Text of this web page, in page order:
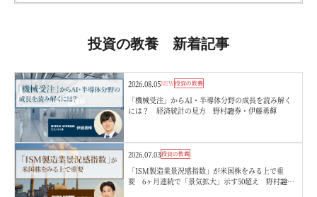
投資の教養 新着記事
2026.08.05NEW投資の教養
「機械受注」からAI・半導体分野の成長を読み解く
には？ 経済統計の見方 野村證券・伊藤勇輝
2026.07.03投資の教養
「ISM製造業景況感指数」が米国株をみる上で重
要 6ヶ月連続で「景気拡大」示す50超え 野村證